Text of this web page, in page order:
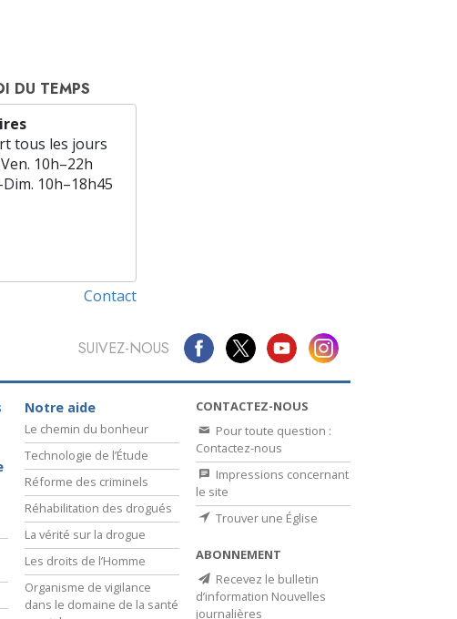
DU TEMPS
tous les jours
Ven. 10h–22h
Dim. 10h–18h45
Contact
SUIVEZ-NOUS
Notre aide
Le chemin du bonheur
Technologie de l’Étude
Réforme des criminels
Réhabilitation des drogués
La vérité sur la drogue
Les droits de l’Homme
Organisme de vigilance
dans le domaine de la santé
CONTACTEZ-NOUS
Pour toute question :
Contactez-nous
Impressions concernant
le site
Trouver une Église
ABONNEMENT
Recevez le bulletin
d’information Nouvelles
journalières